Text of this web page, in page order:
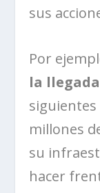
sus
Por
la
millones
su
hacer